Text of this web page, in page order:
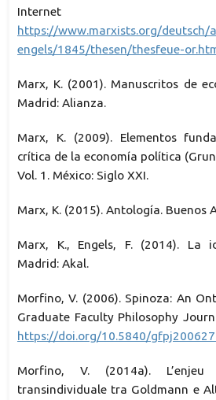
Internet
https://www.marxists.org/deutsch/
engels/1845/thesen/thesfeue-
Marx, K. (2001). Manuscritos de
Madrid: Alianza.
Marx, K. (2009). Elementos
crítica de la economía política
Vol. 1. México: Siglo XXI.
Marx, K. (2015). Antología. Buenos
Marx, K., Engels, F. (2014). La
Madrid: Akal.
Morfino, V. (2006). Spinoza: An
Graduate Faculty Philosophy
https://doi.org/10.5840/
Morfino, V. (2014a).
transindividuale tra Goldmann e